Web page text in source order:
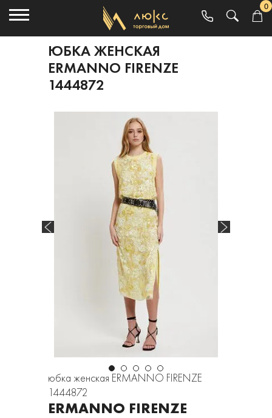
0
ЮБКА ЖЕНСКАЯ
ERMANNO FIRENZE
1444872
юбка женская ERMANNO FIRENZE
1444872
ERMANNO FIRENZE